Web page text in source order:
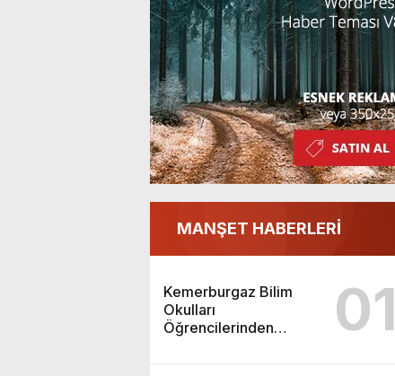
MANŞET HABERLERİ
Kemerburgaz Bilim
Okulları
Öğrencilerinden
01